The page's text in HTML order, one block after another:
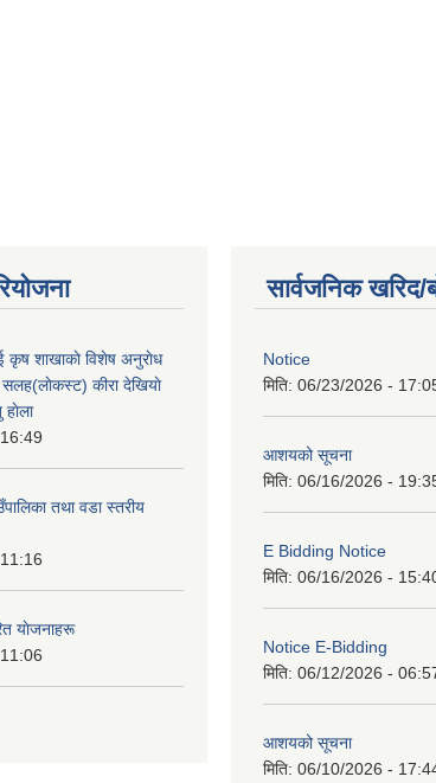
शाखाकाे विशेष अनुराेध
कीरा देखियाे
तथा वडा स्तरीय
याेजनाहरू
सार्वजनिक
Notice
मिति: 06/23/2026 -
आशयको सूचना
मिति: 06/16/2026 -
E Bidding Notice
मिति: 06/16/2026 -
Notice E-Bidding
मिति: 06/12/2026 -
आशयको सूचना
मिति: 06/10/2026 -